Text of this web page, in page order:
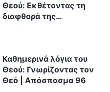
Θεού: Εκθέτοντας τη
διαφθορά της
Καθημερινά λόγια του
Θεού: Γνωρίζοντας τον
Θεό | Απόσπασμα 96